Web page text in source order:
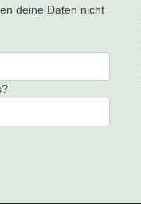
deine Daten nicht